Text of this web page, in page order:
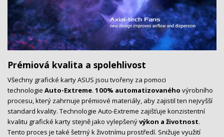
Prémiová kvalita a spolehlivost
Všechny grafické karty ASUS jsou tvořeny za pomoci
technologie Auto-Extreme. 100% automatizovaného výrobního
procesu, který zahrnuje prémiové materiály, aby zajistil ten nejvyšší
standard kvality. Technologie Auto-Extreme zajišťuje konzistentní
kvalitu grafické karty stejně jako vylepšenývýkon a životnost.
Tento proces je také šetrný k životnímu prostředí. Snižuje využití